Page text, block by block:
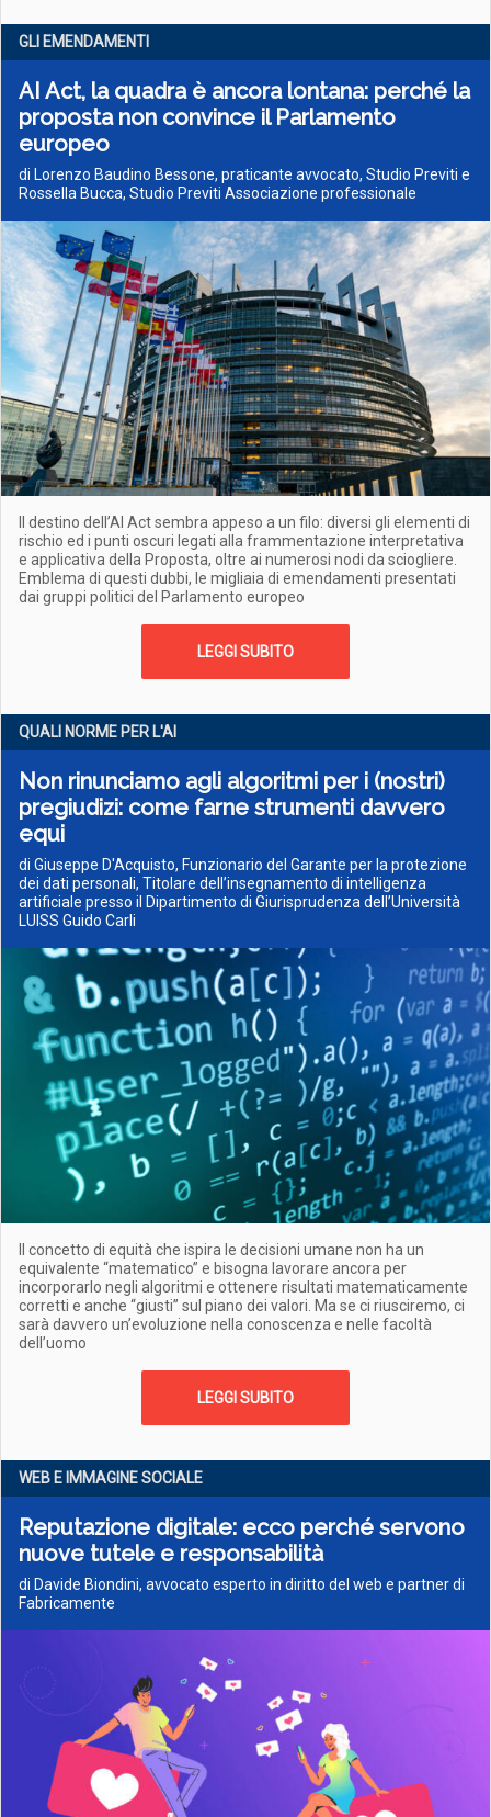
GLI EMENDAMENTI
AI Act, la quadra è ancora lontana: perché la
proposta non convince il Parlamento
europeo
di Lorenzo Baudino Bessone, praticante avvocato, Studio Previti e
Rossella Bucca, Studio Previti Associazione professionale
Il destino dell’AI Act sembra appeso a un filo: diversi gli elementi di
rischio ed i punti oscuri legati alla frammentazione interpretativa
e applicativa della Proposta, oltre ai numerosi nodi da sciogliere.
Emblema di questi dubbi, le migliaia di emendamenti presentati
dai gruppi politici del Parlamento europeo
LEGGI SUBITO
QUALI NORME PER L'AI
Non rinunciamo agli algoritmi per i (nostri)
pregiudizi: come farne strumenti davvero
equi
di Giuseppe D'Acquisto, Funzionario del Garante per la protezione
dei dati personali, Titolare dell’insegnamento di intelligenza
artificiale presso il Dipartimento di Giurisprudenza dell’Università
LUISS Guido Carli
Il concetto di equità che ispira le decisioni umane non ha un
equivalente “matematico” e bisogna lavorare ancora per
incorporarlo negli algoritmi e ottenere risultati matematicamente
corretti e anche “giusti” sul piano dei valori. Ma se ci riusciremo, ci
sarà davvero un’evoluzione nella conoscenza e nelle facoltà
dell’uomo
LEGGI SUBITO
WEB E IMMAGINE SOCIALE
Reputazione digitale: ecco perché servono
nuove tutele e responsabilità
di Davide Biondini, avvocato esperto in diritto del web e partner di
Fabricamente